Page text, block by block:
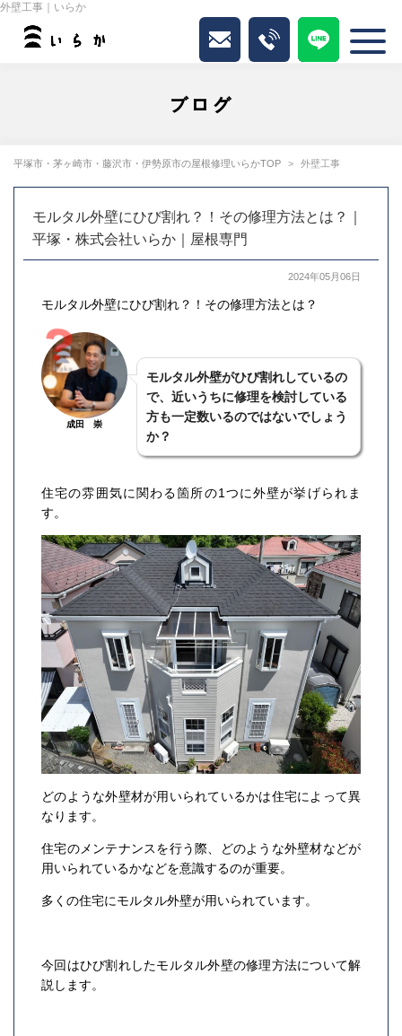
外壁工事｜いらか
ブログ
平塚市・茅ヶ崎市・藤沢市・伊勢原市の屋根修理いらかTOP 外壁工事
モルタル外壁にひび割れ？！その修理方法とは？｜
平塚・株式会社いらか｜屋根専門
2024年05月06日
モルタル外壁にひび割れ？！その修理方法とは？
成田 崇
モルタル外壁がひび割れしているの
で、近いうちに修理を検討している
方も一定数いるのではないでしょう
か？
住宅の雰囲気に関わる箇所の1つに外壁が挙げられま
す。
どのような外壁材が用いられているかは住宅によって異
なります。
住宅のメンテナンスを行う際、どのような外壁材などが
用いられているかなどを意識するのが重要。
多くの住宅にモルタル外壁が用いられています。
今回はひび割れしたモルタル外壁の修理方法について解
説します。